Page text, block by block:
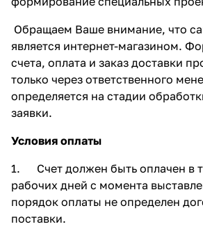
Обращаем Ваше внимание, что
является интернет-магазином.
счета, оплата и заказ доставки
только через ответственного
определяется на стадии
заявки.
Условия оплаты
1. Счет должен быть оплачен в
рабочих дней с момента
порядок оплаты не определен
поставки.